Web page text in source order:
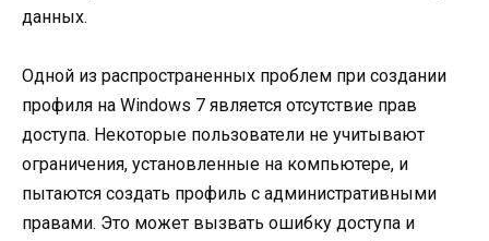
данных.
Одной из распространенных проблем при создании
профиля на Windows 7 является отсутствие прав
доступа. Некоторые пользователи не учитывают
ограничения, установленные на компьютере, и
пытаются создать профиль с административными
правами. Это может вызвать ошибку доступа и